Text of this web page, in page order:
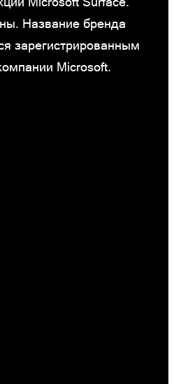
Название бренда
зарегистрированным
Microsoft.